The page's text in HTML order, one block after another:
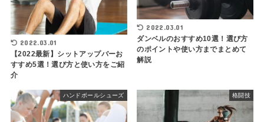
2022.03.01
【2022最新】シットアップバーお
すすめ5選！選び方と使い方をご紹
介
2022.03.01
ダンベルのおすすめ10選！選び方
のポイントや使い方までまとめて
解説
ハンドボールシューズ 格闘技